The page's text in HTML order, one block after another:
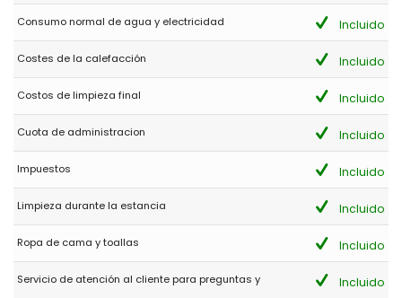
(Traducido por Google)
Excelente propiedad e instalaciones, en una ubicación
realmente buena, no se necesita automóvil a menos que desee
explorar, ya que todo está a poca distancia.
Familias con niños pequeños - Agosto 2020 - España :
tranquila y cerca de la playa del Arenal. Muy recomendable y
para repetir sin duda.
Consumo normal de agua y electricidad Incluido
Costes de la calefacción Incluido
Costos de limpieza final Incluido
Cuota de administracion Incluido
Impuestos Incluido
Limpieza durante la estancia Incluido
Ropa de cama y toallas Incluido
Servicio de atención al cliente para preguntas y
Incluido